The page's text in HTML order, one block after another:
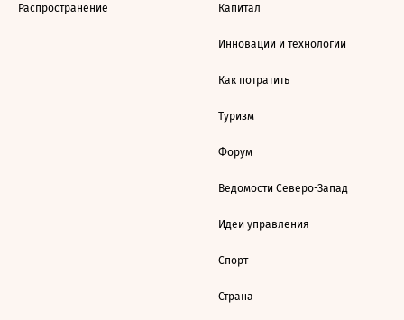
Распространение Капитал
Инновации и технологии
Как потратить
Туризм
Форум
Ведомости Северо-Запад
Идеи управления
Спорт
Страна